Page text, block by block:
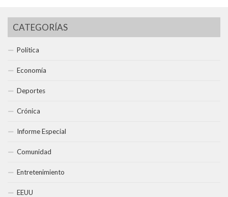
CATEGORÍAS
Política
Economía
Deportes
Crónica
Informe Especial
Comunidad
Entretenimiento
EEUU